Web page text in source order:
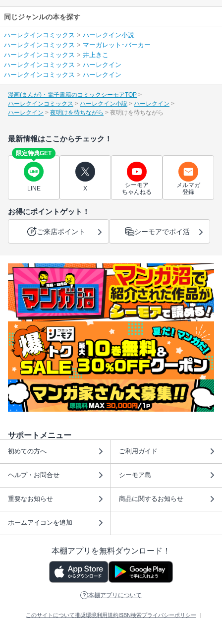
同じジャンルの本を探す
ハーレクインコミックス > ハーレクイン小説
ハーレクインコミックス > マーガレット･バーカー
ハーレクインコミックス > 井上きこ
ハーレクインコミックス > ハーレクイン
ハーレクインコミックス > ハーレクイン
漫画(まんが)・電子書籍のコミックシーモアTOP
ハーレクインコミックス
ハーレクイン小説
ハーレクイン
ハーレクイン
夜明けを待ちながら 夜明けを待ちながら
最新情報はここからチェック！
限定特典GET
LINE X
シーモア
ちゃんねる
メルマガ
登録
お得にポイントゲット！
ご来店ポイント シーモアでポイ活
サポートメニュー
初めての方へ ご利用ガイド
ヘルプ・お問合せ シーモア島
重要なお知らせ 商品に関するお知らせ
ホームアイコンを追加
本棚アプリを無料ダウンロード！
本棚アプリについて
このサイトについて推奨環境利用規約 ISBN検索プライバシーポリシー